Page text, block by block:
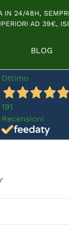
IN 24/48H,
AD 39€,
BLOG
Ottimo
191
Recensioni